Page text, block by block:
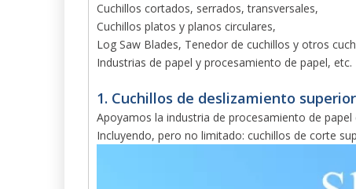
Cuchillos cortados, serrados, transversales,
Cuchillos platos y planos circulares,
Log Saw Blades, Tenedor de cuchillos y otros
Industrias de papel y procesamiento de papel, etc.
1. Cuchillos de deslizamiento
Apoyamos la industria de procesamiento de papel
Incluyendo, pero no limitado: cuchillos de corte